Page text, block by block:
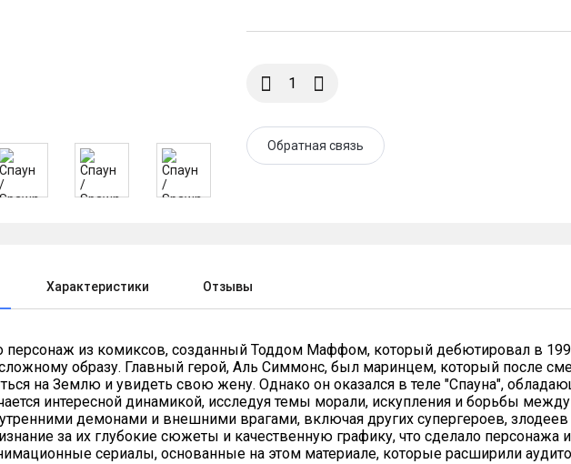
Обратная связь
Характеристики Отзывы
персонаж из комиксов, созданный Тоддом Маффом, который дебютировал в
образу. Главный герой, Аль Симмонс, был маринцем, который после
на Землю и увидеть свою жену. Однако он оказался в теле "Спауна",
интересной динамикой, исследуя темы морали, искупления и борьбы
демонами и внешними врагами, включая других супергероев,
за их глубокие сюжеты и качественную графику, что сделало
сериалы, основанные на этом материале, которые расширили